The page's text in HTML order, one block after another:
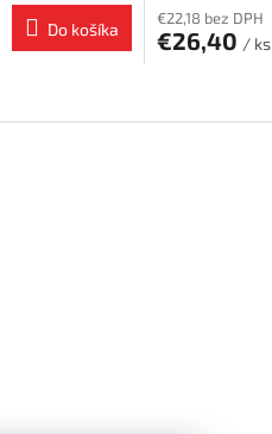
Do košíka
€22,18 bez DPH
€26,40 / ks